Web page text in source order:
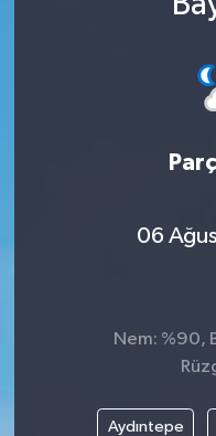
06
Nem: %90,
Aydıntepe